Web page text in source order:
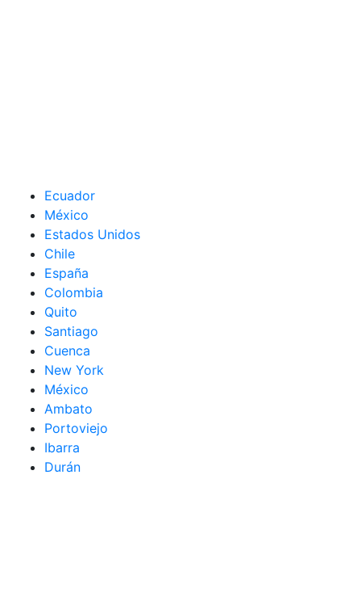
Ecuador
México
Estados Unidos
Chile
España
Colombia
Quito
Santiago
Cuenca
New York
México
Ambato
Portoviejo
Ibarra
Durán